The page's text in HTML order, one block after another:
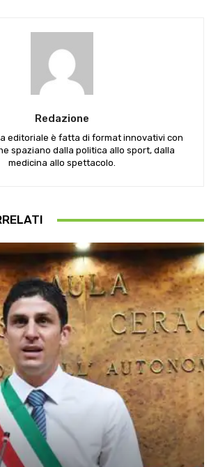
Redazione
editoriale è fatta di format innovativi con
spaziano dalla politica allo sport, dalla
medicina allo spettacolo.